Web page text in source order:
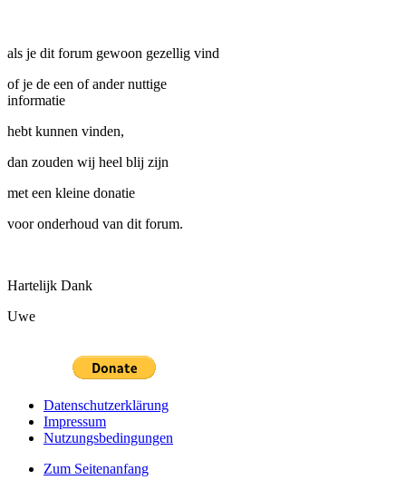
als je dit forum gewoon gezellig vind
of je de een of ander nuttige
informatie
hebt kunnen vinden,
dan zouden wij heel blij zijn
met een kleine donatie
voor onderhoud van dit forum.
Hartelijk Dank
Uwe
Datenschutzerklärung
Impressum
Nutzungsbedingungen
Zum Seitenanfang